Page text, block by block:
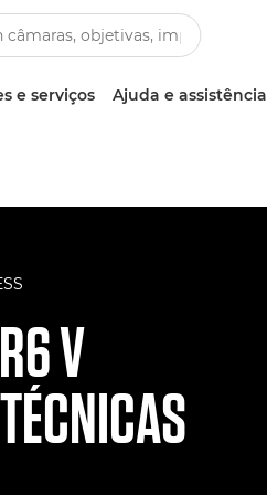
e serviços Ajuda e assistência
V